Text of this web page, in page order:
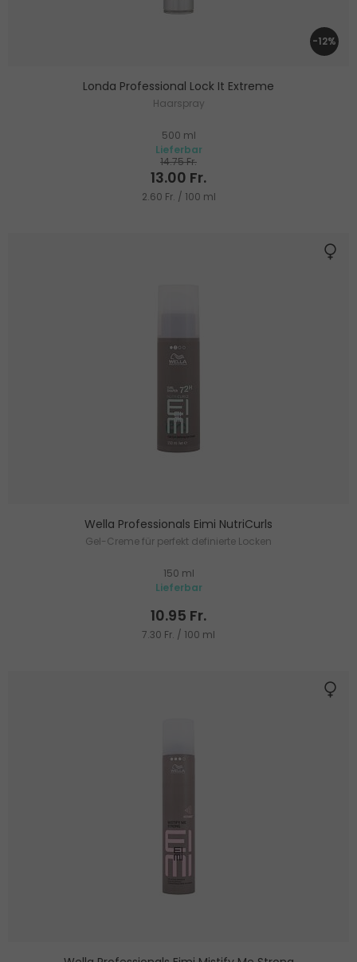
-12%
Londa Professional Lock It Extreme
Haarspray
500 ml
Lieferbar
14.75 Fr.
13.00 Fr.
2.60 Fr. / 100 ml
Wella Professionals Eimi NutriCurls
Gel-Creme für perfekt definierte Locken
150 ml
Lieferbar
10.95 Fr.
7.30 Fr. / 100 ml